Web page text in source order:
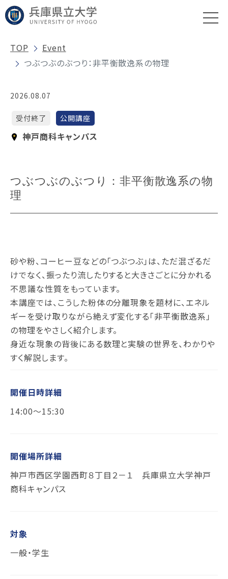
TOP
Event
つぶつぶのぶつり：非平衡散逸系の物理
2026.08.07
受付終了 公開講座
神戸商科キャンパス
つぶつぶのぶつり：非平衡散逸系の物
理
砂や粉、コーヒー豆などの「つぶつぶ」は、ただ混ざるだ
けでなく、振ったり流したりすると大きさごとに分かれる
不思議な性質をもっています。
本講座では、こうした粉体の分離現象を題材に、エネル
ギーを受け取りながら絶えず変化する「非平衡散逸系」
の物理をやさしく紹介します。
身近な現象の背後にある数理と実験の世界を、わかりや
すく解説します。
開催日時詳細
14:00～15:30
開催場所詳細
神戸市西区学園西町８丁目２－１ 兵庫県立大学神戸
商科キャンパス
対象
一般・学生